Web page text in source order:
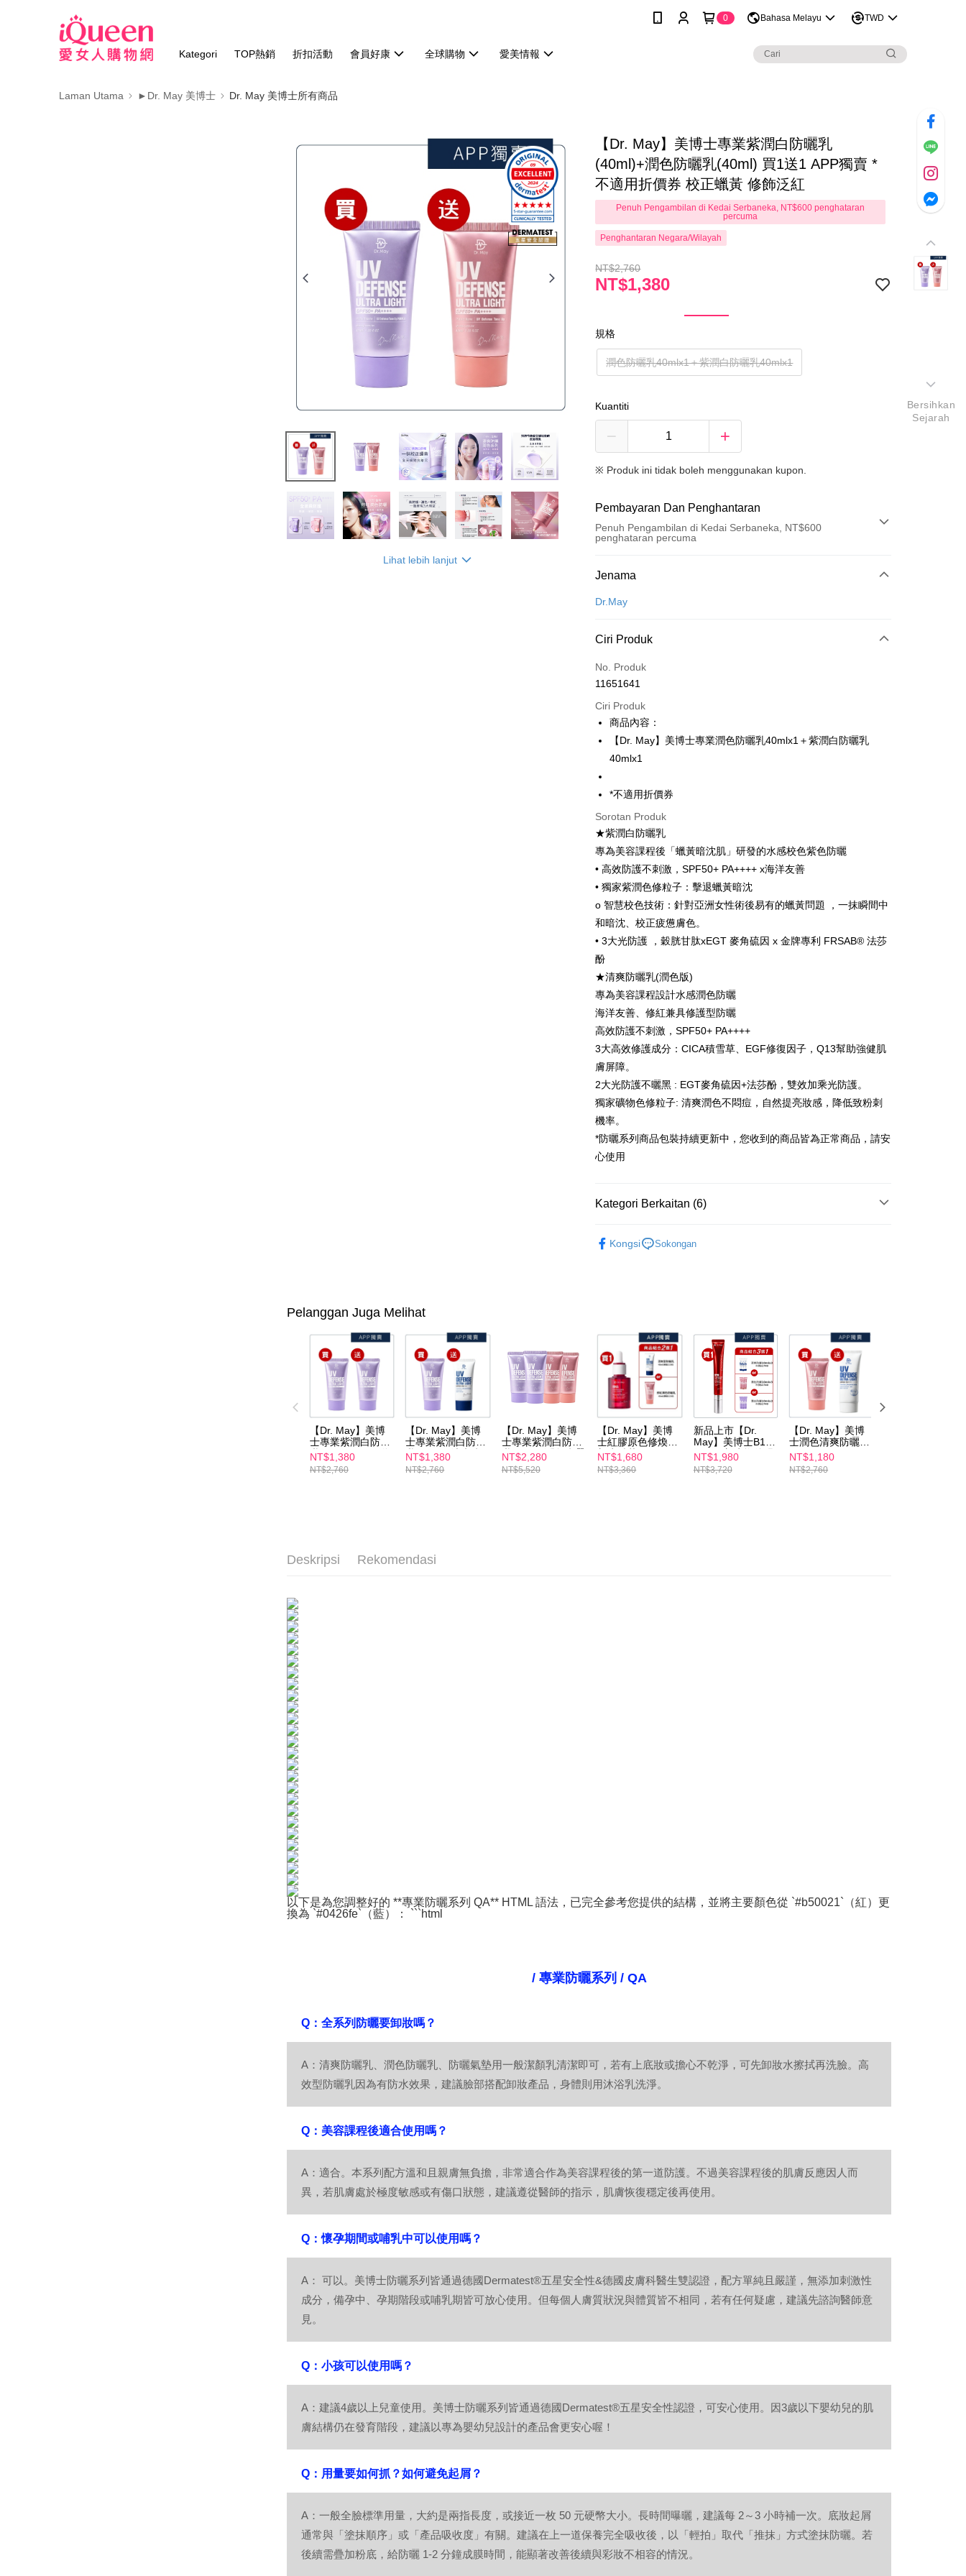
0 Bahasa Melayu TWD
Kategori TOP熱銷 折扣活動 會員好康 全球購物 愛美情報
Laman Utama ►Dr. May 美博士 Dr. May 美博士所有商品
Lihat lebih lanjut
【Dr. May】美博士專業紫潤白防曬乳
(40ml)+潤色防曬乳(40ml) 買1送1 APP獨賣 *
不適用折價券 校正蠟黃 修飾泛紅
Penuh Pengambilan di Kedai Serbaneka, NT$600 penghataran
percuma
Penghantaran Negara/Wilayah
NT$2,760
NT$1,380
規格
潤色防曬乳40mlx1＋紫潤白防曬乳40mlx1
Kuantiti
※ Produk ini tidak boleh menggunakan kupon.
Pembayaran Dan Penghantaran
Penuh Pengambilan di Kedai Serbaneka, NT$600
penghataran percuma
Kaedah Pembayaran
Kad Kredit (Bayaran Penuh)
Apple Pay
JKOPAY
Easy Wallet
Google Pay
AFTEE
Deskripsi
Kemudian
1. Dengan memilih AFTEE sebagai kaedah pembayaran, mesej
pengesahan AFTEE akan muncul.
2. Anda boleh meneruskan pembayaran selepas pengesahan SMS.
3. Tiada bayaran diperlukan apabila pesanan disahkan. Produk akan
dihantar ke alamat yang ditetapkan.
manakala ahli aplikasi akan menerima pemberitahuan tolak aplikasi
AFTEE.
5. Tiada bayaran diperlukan apabila anda menerima produk. Sila buat
pembayaran di empat kedai serbaneka utama, ATM atau perbankan
dalam talian dengan SMS pembayaran atau pemberitahuan tolak
aplikasi AFTEE.
Sila ambil perhatian bahawa tempoh pembayaran adalah 14 hari. Walau
bagaimanapun, bagi mereka yang telah memuat turun Aplikasi AFTEE
dan mendaftar sebagai ahli AFTEE boleh menikmati tempoh
pembayaran sehingga 45 hari.
Tempoh pembayaran dikira dari masa kedai meminta pembayaran anda,
ditambah dengan bilangan hari yang boleh dilanjutkan oleh AFTEE.
Anda boleh melanjutkan tempoh pembayaran anda sebelum anda
menerima pesanan. Walau bagaimanapun, tiada jaminan bahawa anda
boleh menerima pesanan anda semasa tempoh pembayaran (cth.:
pesanan.
1. Jumlah yang diperakui untuk pengguna kali pertama boleh sehingga
Perkhidmatan AFTEE Beli Sekarang Bayar Kemudian disediakan oleh
NP Taiwan, Inc. dan AFTEE akan membuat bil kepada pengguna. AFTEE
akan menggunakan data peribadi yang dikumpul (termasuk nama
pembeli, no. telefon, nama penerima, no. telefon, alamat penerima)
untuk penggunaan perkhidmatan. Sila rujuk kepada "Penyata
Pengumpulan Data Peribadi, Pemprosesan, Penggunaan"
(https://aftee.tw/privacypolicy/) untuk maklumat lanjut.
Jumlah yang diperakui untuk pengguna kali pertama yang lulus
kelulusan boleh sehingga NT$10,000. Jika pengguna tidak membuat
pembayaran dalam tempoh tersebut, yuran pembayaran lewat sebanyak
20% setahun akan dikenakan. Pengguna bawah umur dikehendaki
Pemindahan ATM
全家付款取貨
NT$100/pesanan | Penghantaran percuma untuk pesanan
NT$600 atau lebih
NT$100/pesanan | Penghantaran percuma untuk pesanan
NT$600 atau lebih
萊爾富取貨付款
NT$100/pesanan | Penghantaran percuma untuk pesanan
NT$600 atau lebih
付款後萊爾富取貨
NT$100/pesanan | Penghantaran percuma untuk pesanan
NT$600 atau lebih
NT$100/pesanan | Penghantaran percuma untuk pesanan
付款後7-11取貨
NT$600 atau lebih
NT$150/pesanan | Penghantaran percuma untuk pesanan
NT$1,500 atau lebih
海外配送 Kadar Penghantaran
海外配送(澳門) Kadar Penghantaran
Jenama
Dr.May
Ciri Produk
No. Produk
11651641
Ciri Produk
商品內容：
【Dr. May】美博士專業潤色防曬乳40mlx1＋紫潤白防曬乳
40mlx1
*不適用折價券
Sorotan Produk
★紫潤白防曬乳
專為美容課程後「蠟黃暗沈肌」研發的水感校色紫色防曬
• 高效防護不刺激，SPF50+ PA++++ x海洋友善
• 獨家紫潤色修粒子：擊退蠟黃暗沈
o 智慧校色技術：針對亞洲女性術後易有的蠟黃問題 ，一抹瞬間中
和暗沈、校正疲憊膚色。
• 3大光防護 ，穀胱甘肽xEGT 麥角硫因 x 金牌專利 FRSAB® 法莎
酚
★清爽防曬乳(潤色版)
專為美容課程設計水感潤色防曬
海洋友善、修紅兼具修護型防曬
高效防護不刺激，SPF50+ PA++++
3大高效修護成分：CICA積雪草、EGF修復因子，Q13幫助強健肌
膚屏障。
2大光防護不曬黑 : EGT麥角硫因+法莎酚，雙效加乘光防護。
獨家礦物色修粒子: 清爽潤色不悶痘，自然提亮妝感，降低致粉刺
機率。
*防曬系列商品包裝持續更新中，您收到的商品皆為正常商品，請安
心使用
Kategori Berkaitan (6)
★肌膚保養需求 美容課程後專用
Kongsi Sokongan
Pelanggan Juga Melihat
【Dr. May】美博
士專業紫潤白防曬
乳(40ml)x2 買1送
1 APP獨賣 *不適
用折價券 校正蠟黃
NT$1,380
NT$2,760
【Dr. May】美博
士專業紫潤白防曬
乳(40ml)+清爽防
曬乳(40ml) 買1送1
APP獨賣 *不適用
NT$1,380
NT$2,760
【Dr. May】美博
士專業紫潤白防曬
乳(40ml)/潤色防曬
乳(40ml)/清爽防曬
乳(40ml)_3款依規
NT$2,280
NT$5,520
【Dr. May】美博
士紅膠原色修煥膚
新生精華
(30ml)+專業隔離
清爽/潤色防曬乳
NT$1,680
NT$3,360
新品上市【Dr.
May】美博士B12
紅膠原新生撫紋眼
霜(20ml)+贈專業
防曬乳(10ml)x3_
NT$1,980
NT$3,720
【Dr. May】美博
士潤色清爽防曬乳
SPF50+ PA++++
(40ml)+贈潤色防
曬乳(40ml)/清爽防
NT$1,180
NT$2,760
Deskripsi Rekomendasi
以下是為您調整好的 **專業防曬系列 QA** HTML 語法，已完全參考您提供的結構，並將主要顏色從 `#b50021`（紅）更
換為 `#0426fe`（藍）： ```html
/ 專業防曬系列 / QA
Q：全系列防曬要卸妝嗎？
A：清爽防曬乳、潤色防曬乳、防曬氣墊用一般潔顏乳清潔即可，若有上底妝或擔心不乾淨，可先卸妝水擦拭再洗臉。高
效型防曬乳因為有防水效果，建議臉部搭配卸妝產品，身體則用沐浴乳洗淨。
Q：美容課程後適合使用嗎？
A：適合。本系列配方溫和且親膚無負擔，非常適合作為美容課程後的第一道防護。不過美容課程後的肌膚反應因人而
異，若肌膚處於極度敏感或有傷口狀態，建議遵從醫師的指示，肌膚恢復穩定後再使用。
Q：懷孕期間或哺乳中可以使用嗎？
A： 可以。美博士防曬系列皆通過德國Dermatest®五星安全性&德國皮膚科醫生雙認證，配方單純且嚴謹，無添加刺激性
成分，備孕中、孕期階段或哺乳期皆可放心使用。但每個人膚質狀況與體質皆不相同，若有任何疑慮，建議先諮詢醫師意
見。
Q：小孩可以使用嗎？
A：建議4歲以上兒童使用。美博士防曬系列皆通過德國Dermatest®五星安全性認證，可安心使用。因3歲以下嬰幼兒的肌
膚結構仍在發育階段，建議以專為嬰幼兒設計的產品會更安心喔！
Q：用量要如何抓？如何避免起屑？
A：一般全臉標準用量，大約是兩指長度，或接近一枚 50 元硬幣大小。長時間曝曬，建議每 2～3 小時補一次。底妝起屑
通常與「塗抹順序」或「產品吸收度」有關。建議在上一道保養完全吸收後，以「輕拍」取代「推抹」方式塗抹防曬。若
後續需疊加粉底，給防曬 1-2 分鐘成膜時間，能顯著改善後續與彩妝不相容的情況。
Bersihkan
Sejarah